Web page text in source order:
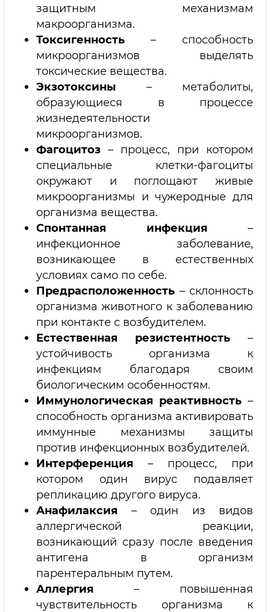
защитным механизмам
макроорганизма.
Токсигенность – способность
микроорганизмов выделять
токсические вещества.
Экзотоксины – метаболиты,
образующиеся в процессе
жизнедеятельности
микроорганизмов.
Фагоцитоз – процесс, при котором
специальные клетки-фагоциты
окружают и поглощают живые
микроорганизмы и чужеродные для
организма вещества.
Спонтанная инфекция –
инфекционное заболевание,
возникающее в естественных
условиях само по себе.
Предрасположенность – склонность
организма животного к заболеванию
при контакте с возбудителем.
Естественная резистентность –
устойчивость организма к
инфекциям благодаря своим
биологическим особенностям.
Иммунологическая реактивность –
способность организма активировать
иммунные механизмы защиты
против инфекционных возбудителей.
Интерференция – процесс, при
котором один вирус подавляет
репликацию другого вируса.
Анафилаксия – один из видов
аллергической реакции,
возникающий сразу после введения
антигена в организм
парентеральным путем.
Аллергия – повышенная
чувствительность организма к